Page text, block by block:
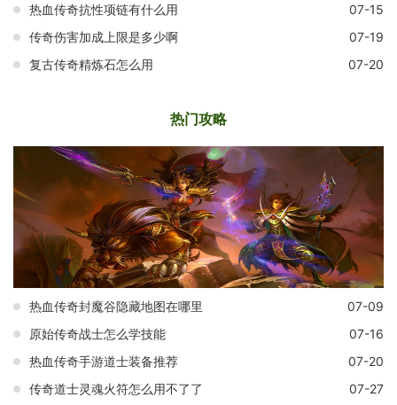
热血传奇抗性项链有什么用
07-15
传奇伤害加成上限是多少啊
07-19
复古传奇精炼石怎么用
07-20
热门攻略
热血传奇封魔谷隐藏地图在哪里
07-09
原始传奇战士怎么学技能
07-16
热血传奇手游道士装备推荐
07-20
传奇道士灵魂火符怎么用不了了
07-27